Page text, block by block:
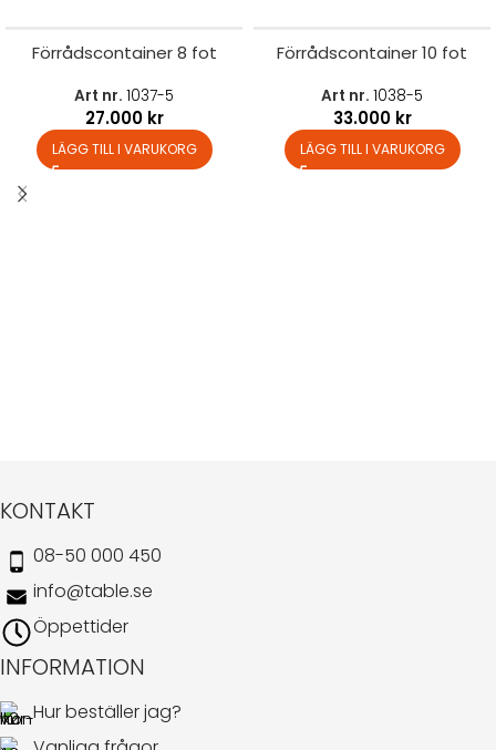
Förrådscontainer 8 fot
Art nr. 1037-5
27.000 kr
LÄGG TILL I VARUKORG
Förrådscontainer 10 fot
Art nr. 1038-5
33.000 kr
LÄGG TILL I VARUKORG
KONTAKT
08-50 000 450
info@table.se
Öppettider
INFORMATION
Hur beställer jag?